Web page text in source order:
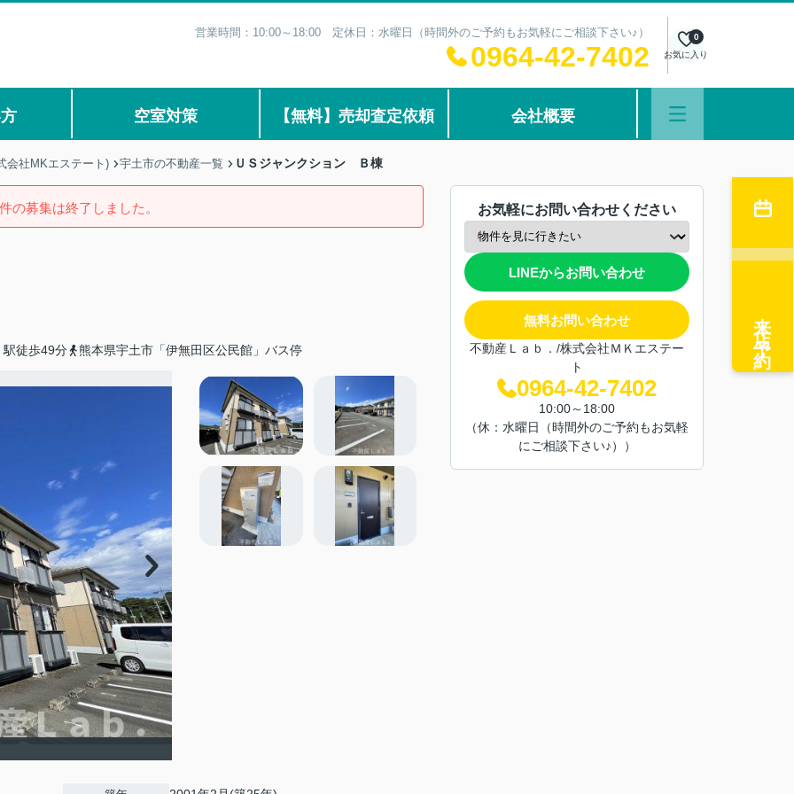
営業時間：10:00～18:00 定休日：水曜日（時間外のご予約もお気軽にご相談下さい♪）
0964-42-7402 お気に入り
0
空室対策 【無料】売却査定依頼 会社概要
会社MKエステート) 宇土市の不動産一覧 ＵＳジャンクション Ｂ棟
の募集は終了しました。
駅徒歩49分 熊本県宇土市「伊無田区公民館」バス停
お気軽にお問い合わせください
LINEからお問い合わせ
無料お問い合わせ
不動産Ｌａｂ．/株式会社ＭＫエステー
ト
0964-42-7402
10:00～18:00
（休：水曜日（時間外のご予約もお気軽
にご相談下さい♪））
来店予約